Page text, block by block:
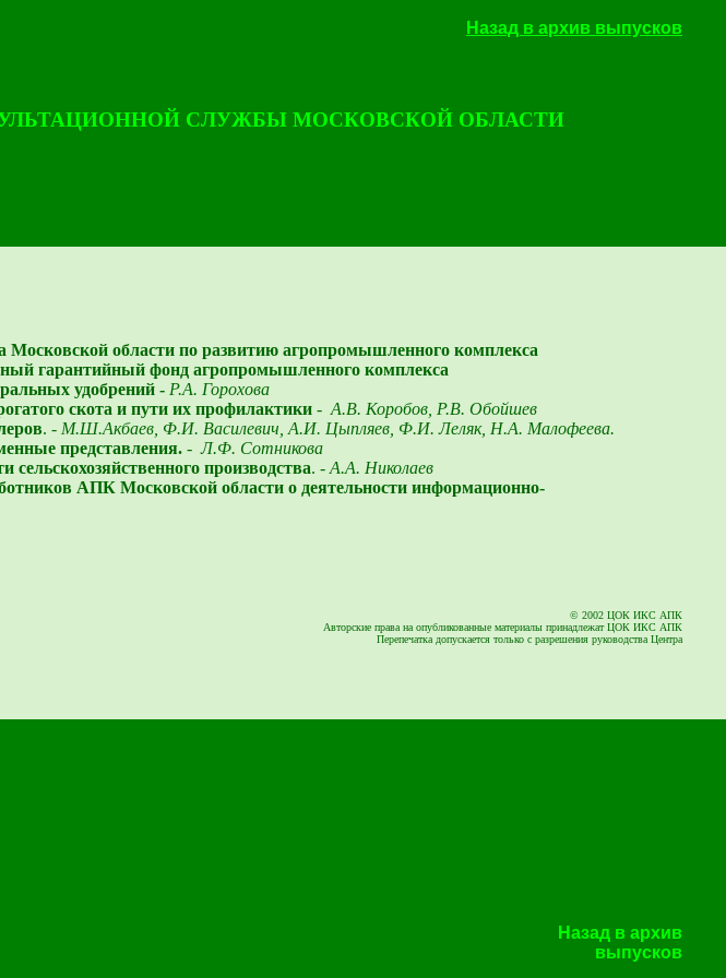
Назад в архив выпусков
СЛУЖБЫ МОСКОВСКОЙ ОБЛАСТИ
области по развитию агропромышленного комплекса
гарантийный фонд агропромышленного комплекса
удобрений - Р.А. Горохова
скота и пути их профилактики - А.В. Коробов, Р.В. Обойшев
. - М.Ш.Акбаев, Ф.И. Василевич, А.И. Цыпляев, Ф.И. Леляк, Н.А. Малофеева.
представления. -Л.Ф. Сотникова
производства. - А.А. Николаев
АПК Московской области о деятельности информационно-
© 2002 ЦОК ИКС АПК
Авторские права на опубликованные материалы принадлежат ЦОК ИКС АПК
Перепечатка допускается только с разрешения руководства Центра
Назад в архив
выпусков